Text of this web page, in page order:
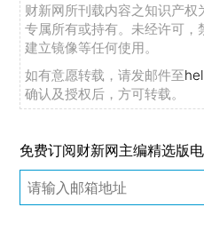
财新网所刊载内容之知识产权
专属所有或持有。未经许可，
建立镜像等任何使用。
如有意愿转载，请发邮件至
确认及授权后，方可转载。
免费订阅财新网主编精选版